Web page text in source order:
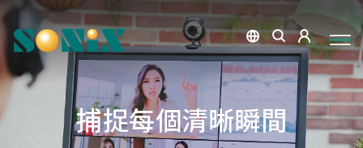
微小核心，巨大力量
低延遲戰場
捕捉每個清晰瞬間
點讀魔法，數位學習新體驗
低延遲，無線視界